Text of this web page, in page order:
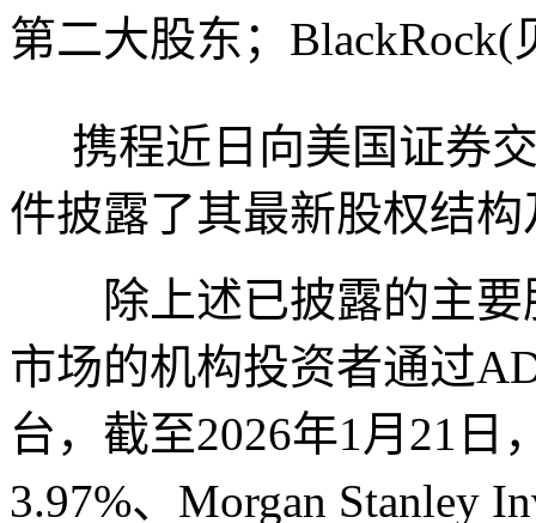
第二大股东；
携程近日向美国证券
件披露了其最新股权结
除上述已披露的主要
市场的机构投资者通过
台，截至2026年1月21日
3.97%、Morgan Stanley